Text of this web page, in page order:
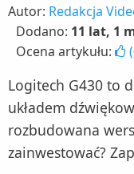
Autor: Redakcja
Dodano: 11 lat, 1
Ocena artykułu:
(
Logitech G430 to
układem
rozbudowana
zainwestować?